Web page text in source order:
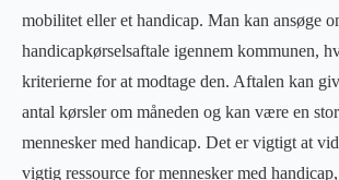
mobilitet eller et handicap. Man kan ansøge
handicapkørselsaftale igennem kommunen,
kriterierne for at modtage den. Aftalen kan
antal kørsler om måneden og kan være en
mennesker med handicap. Det er vigtigt at
vigtig ressource for mennesker med